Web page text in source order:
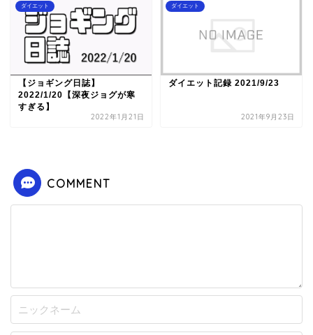
ダイエット
【ジョギング日誌】
2022/1/20【深夜ジョグが寒
すぎる】
2022年1月21日
ダイエット
ダイエット記録 2021/9/23
2021年9月23日
COMMENT